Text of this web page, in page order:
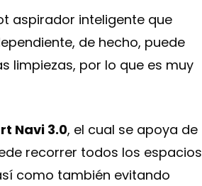
aspirador inteligente que
de hecho, puede
limpiezas, por lo que es muy
Navi 3.0, el cual se apoya de
recorrer todos los espacios
como también evitando